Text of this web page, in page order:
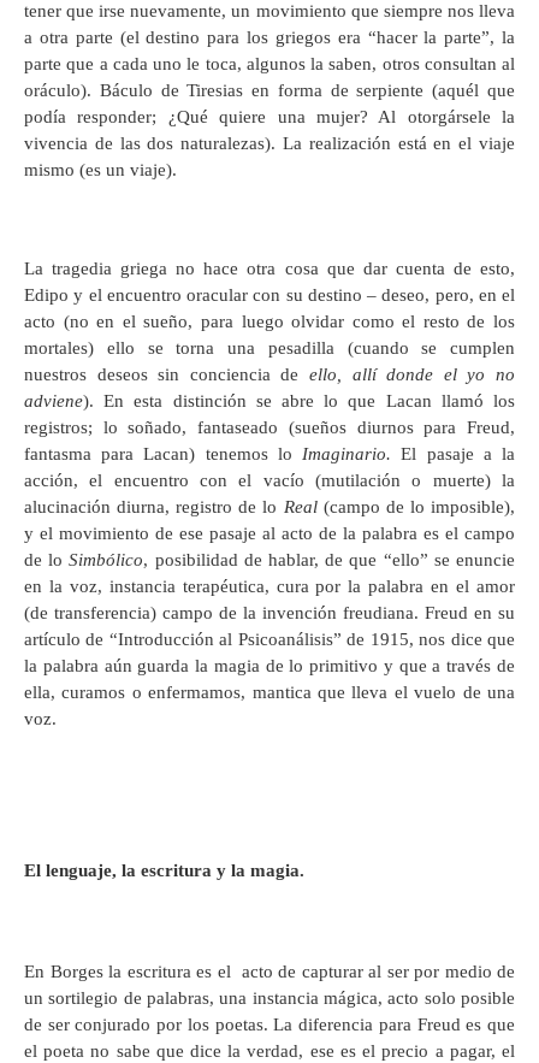
tener que irse nuevamente, un movimiento que siempre nos lleva
a otra parte (el destino para los griegos era “hacer la parte”, la
parte que a cada uno le toca, algunos la saben, otros consultan al
oráculo). Báculo de Tiresias en forma de serpiente (aquél que
podía responder; ¿Qué quiere una mujer? Al otorgársele la
vivencia de las dos naturalezas). La realización está en el viaje
mismo (es un viaje).
La tragedia griega no hace otra cosa que dar cuenta de esto,
Edipo y el encuentro oracular con su destino – deseo, pero, en el
acto (no en el sueño, para luego olvidar como el resto de los
mortales) ello se torna una pesadilla (cuando se cumplen
nuestros deseos sin conciencia de ello, allí donde el yo no
adviene). En esta distinción se abre lo que Lacan llamó los
registros; lo soñado, fantaseado (sueños diurnos para Freud,
fantasma para Lacan) tenemos loImaginario. El pasaje a la
acción, el encuentro con el vacío (mutilación o muerte) la
alucinación diurna, registro de lo Real(campo de lo imposible),
y el movimiento de ese pasaje al acto de la palabra es el campo
de loSimbólico, posibilidad de hablar, de que “ello” se enuncie
en la voz, instancia terapéutica, cura por la palabra en el amor
(de transferencia) campo de la invención freudiana. Freud en su
artículo de “Introducción al Psicoanálisis” de 1915, nos dice que
la palabra aún guarda la magia de lo primitivo y que a través de
ella, curamos o enfermamos, mantica que lleva el vuelo de una
voz.
El lenguaje, la escritura y la magia.
En Borges la escritura es el acto de capturar al ser por medio de
un sortilegio de palabras, una instancia mágica, acto solo posible
de ser conjurado por los poetas. La diferencia para Freud es que
el poeta no sabe que dice la verdad, ese es el precio a pagar, el